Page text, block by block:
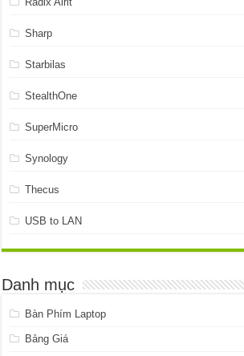
Sharp
Starbilas
StealthOne
SuperMicro
Synology
Thecus
USB to LAN
Danh mục
Bàn Phím Laptop
Bảng Giá